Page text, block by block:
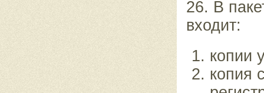
26. В
входит:
копии
копия